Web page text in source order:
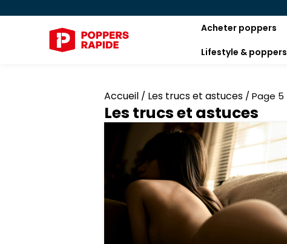
Acheter poppers
Lifestyle & poppers
Accueil / Les trucs et astuces / Page 5
Les trucs et astuces